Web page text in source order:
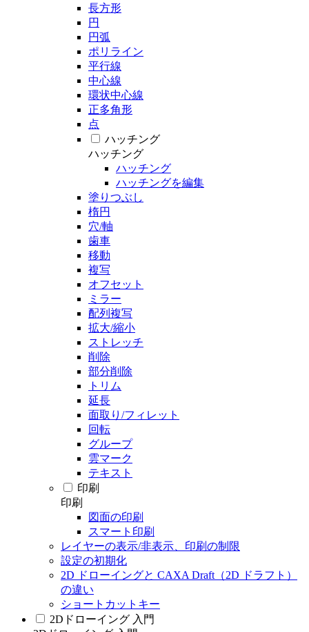
長方形
円
円弧
ポリライン
平行線
中心線
環状中心線
正多角形
点
ハッチング
ハッチング
ハッチング
ハッチングを編集
塗りつぶし
楕円
穴/軸
歯車
移動
複写
オフセット
ミラー
配列複写
拡大/縮小
ストレッチ
削除
部分削除
トリム
延長
面取り/フィレット
回転
グループ
雲マーク
テキスト
印刷
印刷
図面の印刷
スマート印刷
レイヤーの表示/非表示、印刷の制限
設定の初期化
2D ドローイングと CAXA Draft（2D ドラフト）
の違い
ショートカットキー
2Dドローイング 入門